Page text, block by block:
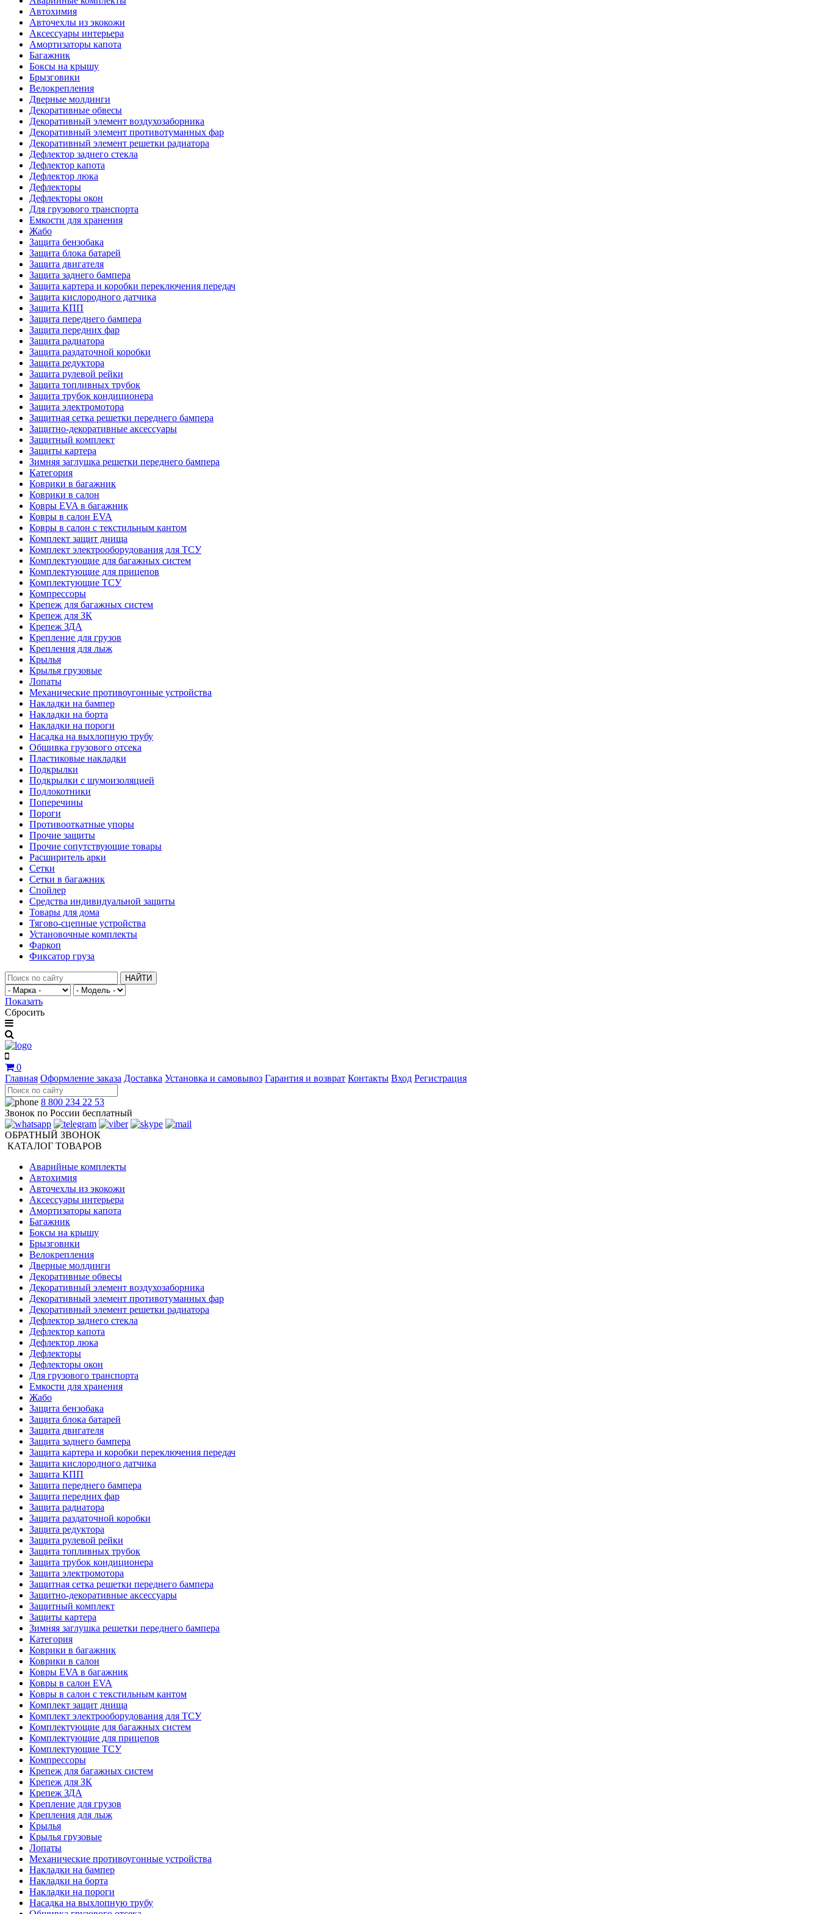
Автохимия
Авточехлы из экокожи
Аксессуары интерьера
Амортизаторы капота
Багажник
Боксы на крышу
Брызговики
Велокрепления
Дверные молдинги
Декоративные обвесы
Декоративный элемент воздухозаборника
Декоративный элемент противотуманных фар
Декоративный элемент решетки радиатора
Дефлектор заднего стекла
Дефлектор капота
Дефлектор люка
Дефлекторы
Дефлекторы окон
Для грузового транспорта
Емкости для хранения
Жабо
Защита бензобака
Защита блока батарей
Защита двигателя
Защита заднего бампера
Защита картера и коробки переключения передач
Защита кислородного датчика
Защита КПП
Защита переднего бампера
Защита передних фар
Защита радиатора
Защита раздаточной коробки
Защита редуктора
Защита рулевой рейки
Защита топливных трубок
Защита трубок кондиционера
Защита электромотора
Защитная сетка решетки переднего бампера
Защитно-декоративные аксессуары
Защитный комплект
Защиты картера
Зимняя заглушка решетки переднего бампера
Категория
Коврики в багажник
Коврики в салон
Ковры EVA в багажник
Ковры в салон EVA
Ковры в салон с текстильным кантом
Комплект защит днища
Комплект электрооборудования для ТСУ
Комплектующие для багажных систем
Комплектующие для прицепов
Комплектующие ТСУ
Компрессоры
Крепеж для багажных систем
Крепеж для ЗК
Крепеж ЗДА
Крепление для грузов
Крепления для лыж
Крылья
Крылья грузовые
Лопаты
Механические противоугонные устройства
Накладки на бампер
Накладки на борта
Накладки на пороги
Насадка на выхлопную трубу
Обшивка грузового отсека
Пластиковые накладки
Подкрылки
Подкрылки с шумоизоляцией
Подлокотники
Поперечины
Пороги
Противооткатные упоры
Прочие защиты
Прочие сопутствующие товары
Расширитель арки
Сетки
Сетки в багажник
Спойлер
Средства индивидуальной защиты
Товары для дома
Тягово-сцепные устройства
Установочные комплекты
Фаркоп
Фиксатор груза
НАЙТИ
Показать
Сбросить
0
Главная Оформление заказа Доставка Установка и самовывоз Гарантия и возврат Контакты Вход Регистрация
8 800 234 22 53
Звонок по России бесплатный
ОБРАТНЫЙ ЗВОНОК
КАТАЛОГ ТОВАРОВ
Аварийные комплекты
Автохимия
Авточехлы из экокожи
Аксессуары интерьера
Амортизаторы капота
Багажник
Боксы на крышу
Брызговики
Велокрепления
Дверные молдинги
Декоративные обвесы
Декоративный элемент воздухозаборника
Декоративный элемент противотуманных фар
Декоративный элемент решетки радиатора
Дефлектор заднего стекла
Дефлектор капота
Дефлектор люка
Дефлекторы
Дефлекторы окон
Для грузового транспорта
Емкости для хранения
Жабо
Защита бензобака
Защита блока батарей
Защита двигателя
Защита заднего бампера
Защита картера и коробки переключения передач
Защита кислородного датчика
Защита КПП
Защита переднего бампера
Защита передних фар
Защита радиатора
Защита раздаточной коробки
Защита редуктора
Защита рулевой рейки
Защита топливных трубок
Защита трубок кондиционера
Защита электромотора
Защитная сетка решетки переднего бампера
Защитно-декоративные аксессуары
Защитный комплект
Защиты картера
Зимняя заглушка решетки переднего бампера
Категория
Коврики в багажник
Коврики в салон
Ковры EVA в багажник
Ковры в салон EVA
Ковры в салон с текстильным кантом
Комплект защит днища
Комплект электрооборудования для ТСУ
Комплектующие для багажных систем
Комплектующие для прицепов
Комплектующие ТСУ
Компрессоры
Крепеж для багажных систем
Крепеж для ЗК
Крепеж ЗДА
Крепление для грузов
Крепления для лыж
Крылья
Крылья грузовые
Лопаты
Механические противоугонные устройства
Накладки на бампер
Накладки на борта
Накладки на пороги
Насадка на выхлопную трубу